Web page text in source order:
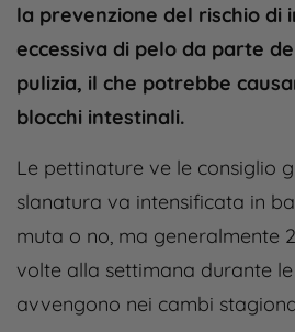
la prevenzione del rischio di
eccessiva di pelo da parte
pulizia, il che potrebbe
blocchi intestinali.
Le pettinature ve le consiglio
slanatura va intensificata in
muta o no, ma generalmente
volte alla settimana durante
avvengono nei cambi